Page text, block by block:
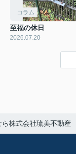
コラム
至福の休日
2026.07.20
株式会社琉美不動産